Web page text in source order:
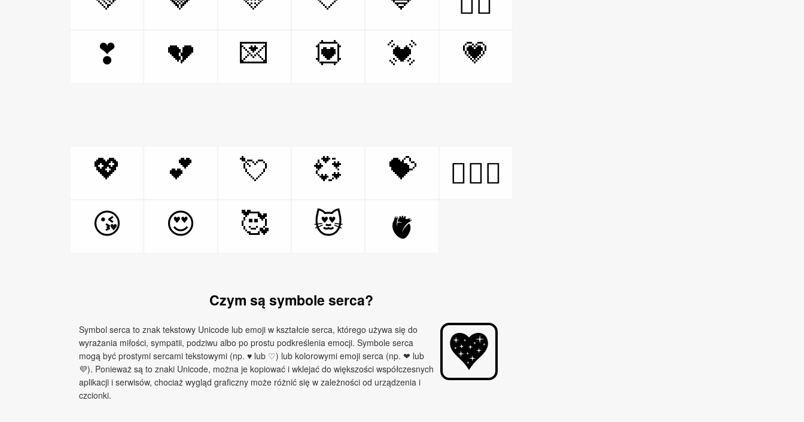
❣
💔 💌 💟 💓 💗
💖 💕 💘 💞 💝
👩‍❤️‍👨
😘
😍 🥰 😻 🫀
Czym są symbole serca?
Symbol serca to znak tekstowy Unicode lub emoji w kształcie serca, którego używa się do
wyrażania miłości, sympatii, podziwu albo po prostu podkreślenia emocji. Symbole serca
mogą być prostymi sercami tekstowymi (np. ♥ lub ♡) lub kolorowymi emoji serca (np. ❤ lub
💜). Ponieważ są to znaki Unicode, można je kopiować i wklejać do większości współczesnych
aplikacji i serwisów, chociaż wygląd graficzny może różnić się w zależności od urządzenia i
czcionki.